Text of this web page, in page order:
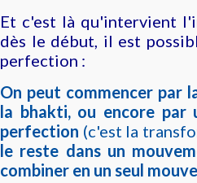
Et c'est là qu'intervient
dès le début, il est
perfection :
On peut commencer par
la bhakti, ou encore par
perfection (c'est la
le reste dans un
combiner en un seul